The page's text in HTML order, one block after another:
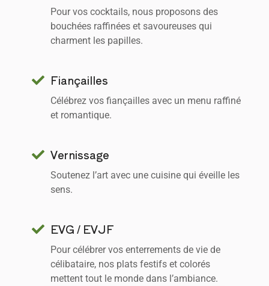
Pour vos cocktails, nous proposons des
bouchées raffinées et savoureuses qui
charment les papilles.
Fiançailles
Célébrez vos fiançailles avec un menu raffiné
et romantique.
Vernissage
Soutenez l’art avec une cuisine qui éveille les
sens.
EVG / EVJF
Pour célébrer vos enterrements de vie de
célibataire, nos plats festifs et colorés
mettent tout le monde dans l’ambiance.